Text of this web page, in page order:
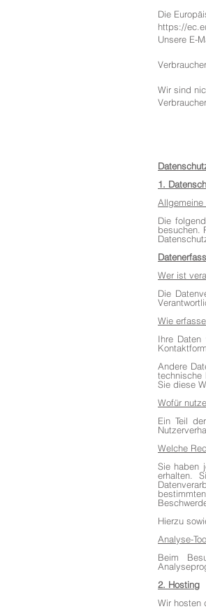
1.
Allgemeine
Die
besuchen.
Wer ist
Die
Wie
Ihre
Andere
technische
Sie diese
Wofür
Ein Teil
Welche
Sie haben
erhalten.
Hierzu
Analyse-
Beim
2. Hosting
Wir hosten
Die
https://
Unsere E-
Wir sind